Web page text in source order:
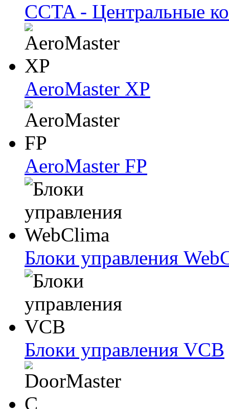
CCTA - Центральные
AeroMaster XP
AeroMaster FP
Блоки упрaвлeния
Блоки упрaвлeния VCB